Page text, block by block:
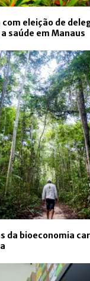
eleição de
saúde em Manaus
da bioeconomia